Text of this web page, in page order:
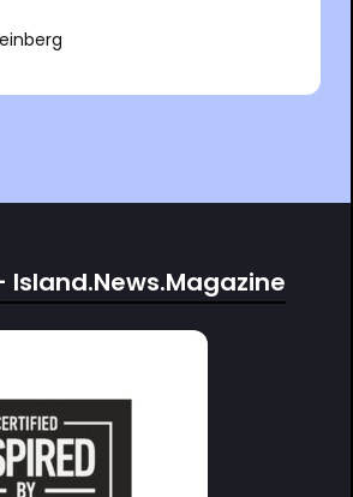
Island.News.Magazine